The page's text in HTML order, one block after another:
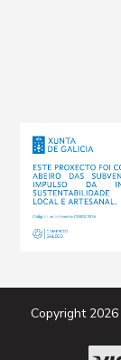
Copyright 2026